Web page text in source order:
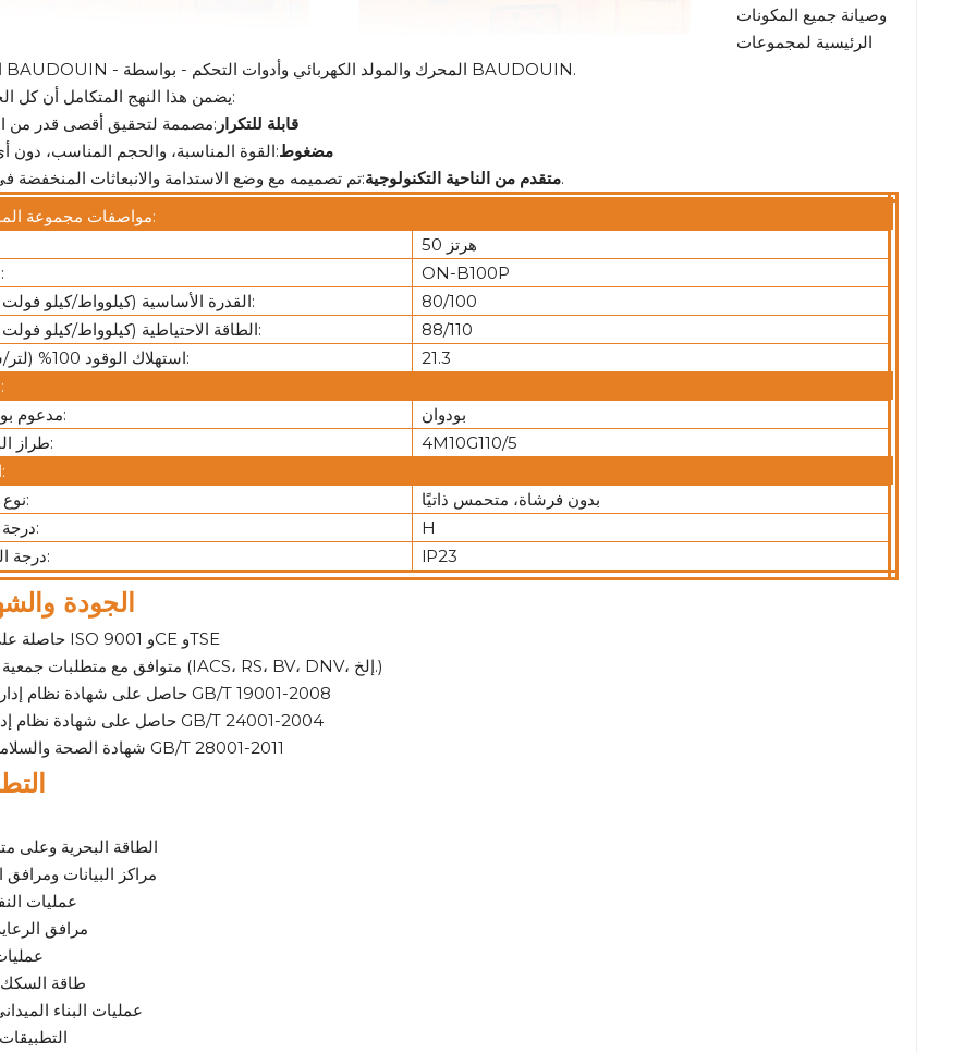
وصيانة جميع المكونات
الرئيسية لمجموعات
المولدات BAUDOUIN - المحرك والمولد الكهربائي وأدوات التحكم - بواسطة BAUDOUIN.
يضمن هذا النهج المتكامل أن كل الحلول هي:
قابلة للتكرار :مصممة لتحقيق أقصى قدر من
مضغوط:القوة المناسبة، والحجم المناسب، دون
متقدم من الناحية التكنولوجية:تم تصميمه مع وضع الاستدامة والانبعاثات المنخفضة في الاعتبار.
مواصفات مجموعة المولدات:
50 هرتز
نموذج:
ON-B100P
القدرة الأساسية (كيلوواط/كيلو فولت أمبير):
80/100
الطاقة الاحتياطية (كيلوواط/كيلو فولت أمبير):
88/110
استهلاك الوقود 100% (لتر/ساعة):
21.3
محرك:
مدعوم بواسطة:
بودوان
طراز المحرك:
4M10G110/5
المولد:
نوع المثير:
بدون فرشاة، متحمس ذاتيًا
درجة العزل:
H
درجة الحماية:
lP23
الجودة
حاصلة على شهادة ISO 9001 وCE وTSE
متوافق مع متطلبات جمعية التصنيف (IACS، RS، BV، DNV، إلخ.)
حاصل على شهادة نظام إدارة الجودة GB/T 19001-2008
حاصل على شهادة نظام إدارة البيئة GB/T 24001-2004
شهادة الصحة والسلامة المهنية GB/T 28001-2011
الطاقة البحرية وعلى
مراكز البيانات ومرافق
عمليات
مرافق
طاقة السكك
عمليات البناء